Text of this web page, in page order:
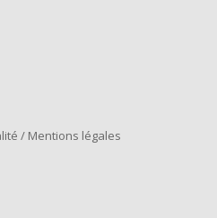
/ Mentions légales